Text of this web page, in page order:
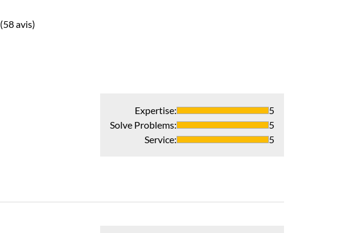
(58avis)
Expertise:
5
Solve Problems:
5
Service: 5